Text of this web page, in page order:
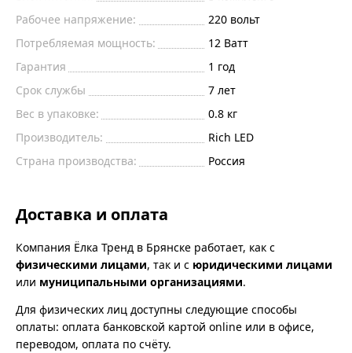
Рабочее напряжение:
220 вольт
Потребляемая мощность:
12 Ватт
Гарантия
1 год
Срок службы
7 лет
Вес в упаковке:
0.8 кг
Производитель:
Rich LED
Страна производства:
Россия
Доставка и оплата
Компания Ёлка Тренд в Брянске работает, как с
физическими лицами, так и с юридическими лицами
или муниципальными организациями.
Для физических лиц доступны следующие способы
оплаты: оплата банковской картой online или в офисе,
переводом, оплата по счёту.